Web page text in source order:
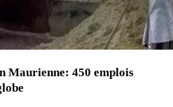
Maurienne: 450 emplois